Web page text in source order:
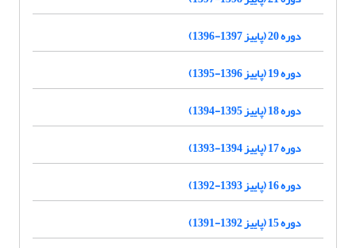
دوره 20 (پاییز 1397-1396)
دوره 19 (پاییز 1396-1395)
دوره 18 (پاییز 1395-1394)
دوره 17 (پاییز 1394-1393)
دوره 16 (پاییز 1393-1392)
دوره 15 (پاییز 1392-1391)